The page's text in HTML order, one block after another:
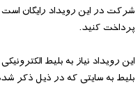
شرکت در این رویداد رایگان
پرداخت کنید.
این رویداد نیاز به بلیط
بلیط به سایتی که در ذیل ذکر